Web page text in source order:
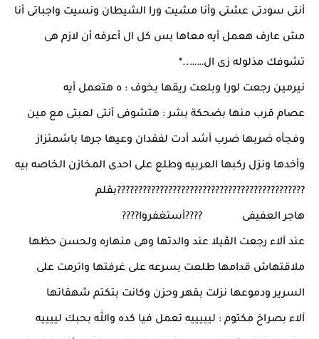
أنتى سودتى عشتى وأنا مشيت ورا الشيطان ونسيت واجباتى أنا
مش عارف هعمل أيه معاها بس كل ال أعرفه أن لازم هى
تشوفك مذلوله زى ال……..*
نيرمين رجعت لورا وبلعت ريقها بخوف : ه هتعمل أيه
عصام قرب منها بضحكة بشر : هتشوفى أنتى لعبتى مع مين
وفجأه ضربها ضرب أشد أدت لفقدان وعيها جرها باشمئزاز
وأخدها ونزل ركبها العربيه وطلع على احدى المخازن الخاصه بيه
????????????????????????????????????????????بقلم
هاجر العفيفى ????أستغفروا????
عند آلاء رجعت الڤيلا عند والدتها وهى منهاره ولحسن حظها
ملاقتهاش قدامها طلعت بسرعه على غرفتها واترمت على
السرير ودموعها نزلت بقهر وحزن وكانت بتكتم شهقاتها
آلاء بصراخ مكتوم : ليييييه تعمل فيا كده والله بحبك لييييه